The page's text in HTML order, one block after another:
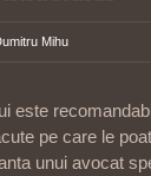
Mihu
este
pe care le
unui avocat